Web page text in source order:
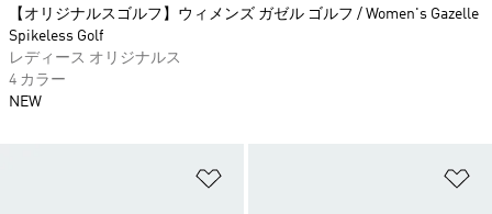
【オリジナルスゴルフ】ウィメンズ ガゼル ゴルフ / Women's Gazelle
Spikeless Golf
レディース オリジナルス
4 カラー
NEW